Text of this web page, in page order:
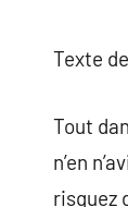
Texte
Tout
n’en
risquez